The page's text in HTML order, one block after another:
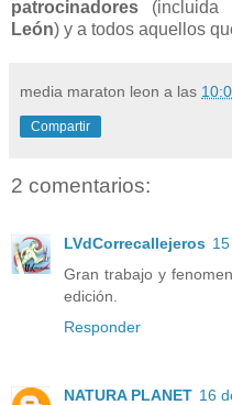
patrocinadores (incluida
León) y a todos aquellos
media maraton leon a las
Compartir
2 comentarios:
LVdCorrecallejeros
Gran trabajo y
edición.
Responder
NATURA PLANET 16